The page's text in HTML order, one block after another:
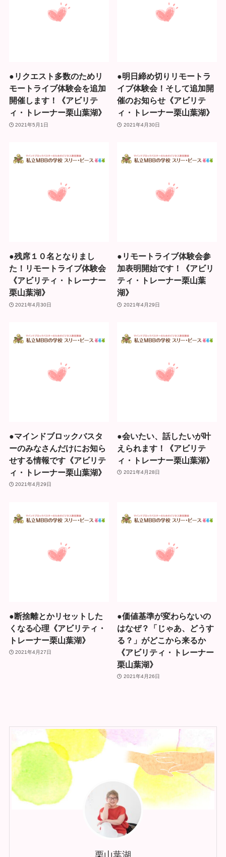
●リクエスト多数のためリ
モートライブ体験会を追加
開催します！《アビリテ
ィ・トレーナー栗山葉湖》
2021年5月1日
●明日締め切りリモートラ
イブ体験会！そして追加開
催のお知らせ《アビリテ
ィ・トレーナー栗山葉湖》
2021年4月30日
●残席１０名となりまし
た！リモートライブ体験会
《アビリティ・トレーナー
栗山葉湖》
2021年4月30日
●リモートライブ体験会参
加表明開始です！《アビリ
ティ・トレーナー栗山葉
湖》
2021年4月29日
●マインドブロックバスタ
ーのみなさんだけにお知ら
せする情報です《アビリテ
ィ・トレーナー栗山葉湖》
2021年4月29日
●会いたい、話したいが叶
えられます！《アビリテ
ィ・トレーナー栗山葉湖》
2021年4月28日
●断捨離とかリセットした
くなる心理《アビリティ・
トレーナー栗山葉湖》
2021年4月27日
●価値基準が変わらないの
はなぜ？「じゃあ、どうす
る？」がどこから来るか
《アビリティ・トレーナー
栗山葉湖》
2021年4月26日
栗山葉湖